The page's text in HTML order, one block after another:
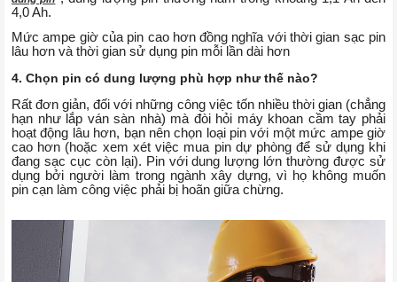
4,0 Ah.
Mức ampe giờ của pin cao hơn đồng nghĩa với thời gian sạc pin
lâu hơn và thời gian sử dụng pin mỗi lần dài hơn
4. Chọn pin có dung lượng phù hợp như thế nào?
Rất đơn giản, đối với những công việc tốn nhiều thời gian (chẳng
hạn như lắp ván sàn nhà) mà đòi hỏi máy khoan cầm tay phải
hoạt động lâu hơn, bạn nên chọn loại pin với một mức ampe giờ
cao hơn (hoặc xem xét việc mua pin dự phòng để sử dụng khi
đang sạc cục còn lại). Pin với dung lượng lớn thường được sử
dụng bởi người làm trong ngành xây dựng, vì họ không muốn
pin cạn làm công việc phải bị hoãn giữa chừng.